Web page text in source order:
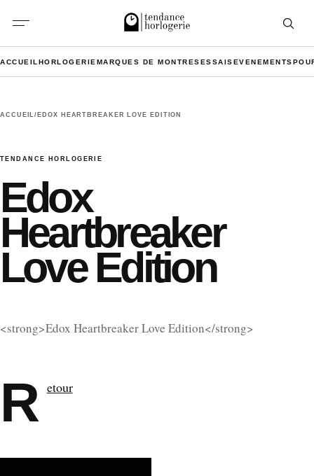
Ouvrir
ACCUEIL HORLOGERIE MARQUES DE MONTRESESSAISEVENEMENTS
ACCUEIL/ EDOX HEARTBREAKER LOVE EDITION
TENDANCE HORLOGERIE
Edox
Heartbreaker
Love Edition
<strong>Edox Heartbreaker Love Edition</strong>
R etour